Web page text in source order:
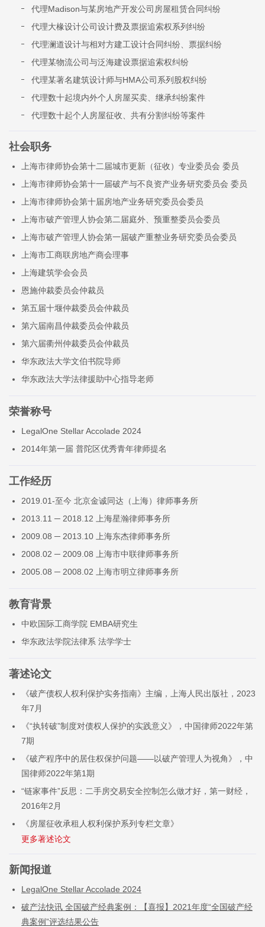
代理Madison与某房地产开发公司房屋租赁合同纠纷
代理大椽设计公司设计费及票据追索权系列纠纷
代理澜道设计与相对方建工设计合同纠纷、票据纠纷
代理某物流公司与泛海建设票据追索权纠纷
代理某著名建筑设计师与HMA公司系列股权纠纷
代理数十起境内外个人房屋买卖、继承纠纷案件
代理数十起个人房屋征收、共有分割纠纷等案件
社会职务
上海市律师协会第十二届城市更新（征收）专业委员会 委员
上海市律师协会第十一届破产与不良资产业务研究委员会 委员
上海市律师协会第十届房地产业务研究委员会委员
上海市破产管理人协会第二届庭外、预重整委员会委员
上海市破产管理人协会第一届破产重整业务研究委员会委员
上海市工商联房地产商会理事
上海建筑学会会员
恩施仲裁委员会仲裁员
第五届十堰仲裁委员会仲裁员
第六届南昌仲裁委员会仲裁员
第六届衢州仲裁委员会仲裁员
华东政法大学文伯书院导师
华东政法大学法律援助中心指导老师
荣誉称号
LegalOne Stellar Accolade 2024
2014年第一届 普陀区优秀青年律师提名
工作经历
2019.01-至今 北京金诚同达（上海）律师事务所
2013.11 ─ 2018.12 上海星瀚律师事务所
2009.08 ─ 2013.10 上海东杰律师事务所
2008.02 ─ 2009.08 上海市中联律师事务所
2005.08 ─ 2008.02 上海市明立律师事务所
教育背景
中欧国际工商学院 EMBA研究生
华东政法学院法律系 法学学士
著述论文
《破产债权人权利保护实务指南》主编，上海人民出版社，2023
年7月
《“执转破”制度对债权人保护的实践意义》，中国律师2022年第
7期
《破产程序中的居住权保护问题——以破产管理人为视角》，中
国律师2022年第1期
“链家事件”反思：二手房交易安全控制怎么做才好，第一财经，
2016年2月
《房屋征收承租人权利保护系列专栏文章》
新闻报道
LegalOne Stellar Accolade 2024
破产法快讯 全国破产经典案例：【喜报】2021年度“全国破产经
典案例”评选结果公告